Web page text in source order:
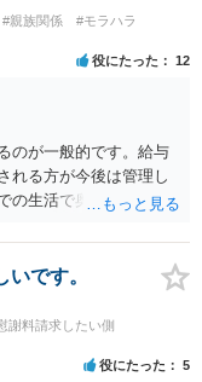
#親族関係
#モラハラ
役にたった 12
のが一般的です。給与
れる方が今後は管理し
の生活で奥様が管理さ
ても、収入は給与だけ
い財産がないのであれ
を主張できないことに
ます。 婚姻費用を渡
もあるとは思います
姻費用の金額の合意が
です。
謝料請求したい側
役にたった 5